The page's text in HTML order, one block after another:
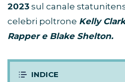
2023 sul canale
celebri poltrone Kelly
Rapper e Blake Shelton.